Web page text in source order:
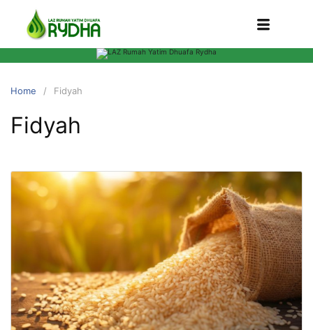
Home Fidyah
Fidyah